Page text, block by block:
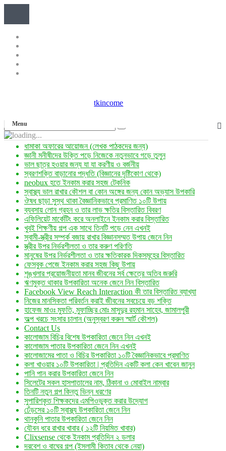
tkincome
Menu
ধামাকা অফারের আয়োজন (লেখক পাঠকদের জন্য)
জ্ঞানী মনীষীদের উক্তি পড়ে নিজেকে নতুনভাবে গড়ে তুলুন
ভাল ছাত্র হওয়ার জন্য যা যা করণীয় ও বর্জনীয়
স্বরণশক্তি বাড়ানোর পদ্ধতি (বিজ্ঞানের দৃষ্টিকোণ থেকে)
neobux হতে ইনকাম করার সহজ টেকনিক
স্বাস্থ্য ভাল রাখার কৌশল বা কোন অঙ্গের জন্য কোন অভ্যাস উপকারি
ঔষধ ছাড়া সুস্থ থাকা বৈজ্ঞানিকভাবে প্রমাণিত ১০টি উপায়
ব্যবসায় লোন গ্রহন ও তার লাভ ক্ষতির বিস্তারিত বিবরণ
এফিলিয়েট মার্কেটিং করে অনলাইনে ইনকাম করার বিস্তারিত
খুবই শিক্ষণীয় গল্প এক সাথে তিনটি পড়ে নেন এখনই
স্বামী-স্ত্রীর সম্পর্ক বজায় রাখার বিজ্ঞানসম্মত উপায় জেনে নিন
স্ত্রীর উপর নির্ভরশীলতা ও তার করুণ পরিণতি
মানুষের উপর নির্ভরশীলতা ও তার ক্ষতিকারক দিকসমূহের বিস্তারিত
ফেসবুক পেজে ইনকাম করার সহজ কিছু উপায়
শৃঙ্খলার প্রয়োজনীয়তা মানব জীবনের সর্ব ক্ষেত্রে অতিব জরুরি
ঋণমুক্ত থাকার উপকারিতা অনেক জেনে নিন বিস্তারিত
Facebook View Reach Interaction কী তার বিস্তারিত ব্যাখ্যা
নিজের মানসিকতা পরিবর্তন করাই জীবনের সবচেয়ে বড় শক্তি
হাফেজ মাওঃ মুফতি, মুফাচ্ছির মোঃ মাসুদুর রহমান সাহেব, জামালপুরী
অল্প খরচে সংসার চালান (অনুস্বরণ করুন স্মার্ট কৌশল)
Contact Us
কালোজাম বিচির বিশেষ উপকারিতা জেনে নিন এখনই
কালোজাম পাতার উপকারিতা জেনে নিন এখনই
কালোজামের পাতা ও বিচির উপকারিতা ১০টি বৈজ্ঞানিকভাবে প্রমাণিত
কলা খাওয়ার ১০টি উপকারিতা | প্রতিদিন একটি কলা কেন খাবেন জানুন
পানি পান করার উপকারিতা জেনে নিন
সিলেটের সকল হাসপাতালের নাম, ঠিকানা ও মোবাইল নাম্বার
তিনটি নতুন গল্প কিন্তু ভিন্ন ধরণের
সুপারিশকৃত শিক্ষকদের এমপিওভুক্ত করার উদ্যোগ
ঢেঁড়সের ১০টি স্বাস্থ্য উপকারিতা জেনে নিন
থানকুনি পাতার উপকারিতা জেনে নিন
যৌবন ধরে রাখার খাবার ( ১২টি নিয়মিত খাবার)
Clixsense থেকে ইনকাম প্রতিদিন ২ ডলার
দরবেশ ও বাঘের গল্প (ইসলামী কিতাব থেকে নেয়া)